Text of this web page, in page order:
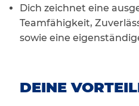
Dich zeichnet eine
Teamfähigkeit,
sowie eine
DEINE